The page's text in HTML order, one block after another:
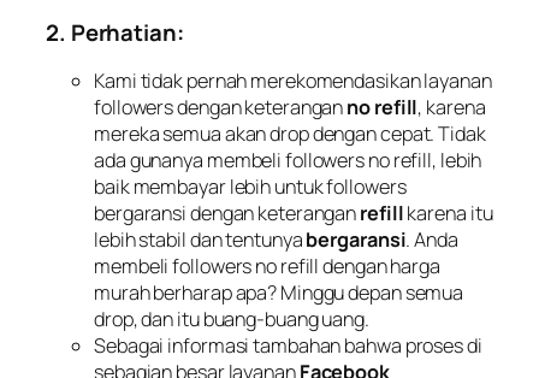
2. Perhatian:
Kami tidak pernah merekomendasikan layanan
followers dengan keteranganno refill, karena
mereka semua akan drop dengan cepat. Tidak
ada gunanya membeli followers no refill, lebih
baik membayar lebih untuk followers
bergaransi dengan keteranganrefillkarena itu
lebih stabil dan tentunyabergaransi. Anda
membeli followers no refill dengan harga
murah berharap apa? Minggu depan semua
drop, dan itu buang-buang uang.
Sebagai informasi tambahan bahwa proses di
sebagian besar layananFacebook